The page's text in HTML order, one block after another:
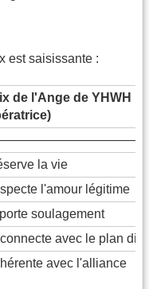
est saisissante :
de l'Ange de YHWH
la vie
l'amour légitime
soulagement
avec le plan
avec l'alliance